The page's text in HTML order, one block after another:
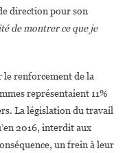
direction pour son
de montrer ce que je
le renforcement de la
représentaient 11%
La législation du travail
2016, interdit aux
un frein à leur